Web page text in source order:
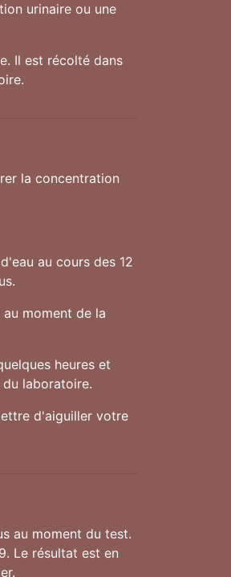
urinaire ou une
Il est récolté dans
la concentration
au cours des 12
moment de la
heures et
laboratoire.
d'aiguiller votre
au moment du test.
Le résultat est en